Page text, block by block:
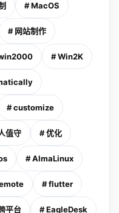
# MacOS
# 网站制作
# Win2K
# customize
值守 # 优化
# AlmaLinux
# flutter
平台 # EagleDesk